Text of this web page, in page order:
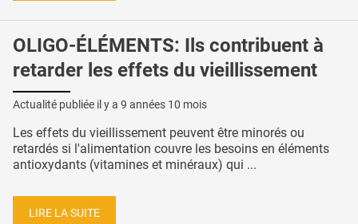
OLIGO-ÉLÉMENTS: Ils contribuent à
retarder les effets du vieillissement
Actualité publiée il y a 9 années 10 mois
Les effets du vieillissement peuvent être minorés ou
retardés si l'alimentation couvre les besoins en éléments
antioxydants (vitamines et minéraux) qui ...
LIRE LA SUITE